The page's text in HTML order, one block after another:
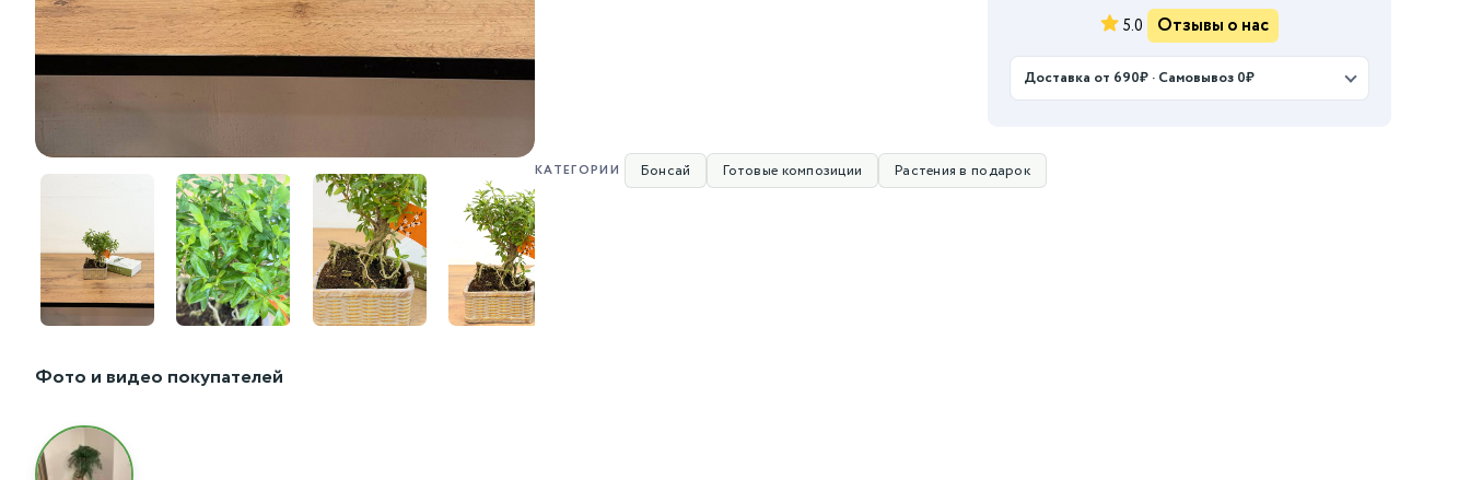
Фото и видео покупателей
5.0 Отзывы о нас
Доставка от 690₽ · Самовывоз 0₽
КАТЕГОРИИ Бонсай Готовые композиции Растения в подарок